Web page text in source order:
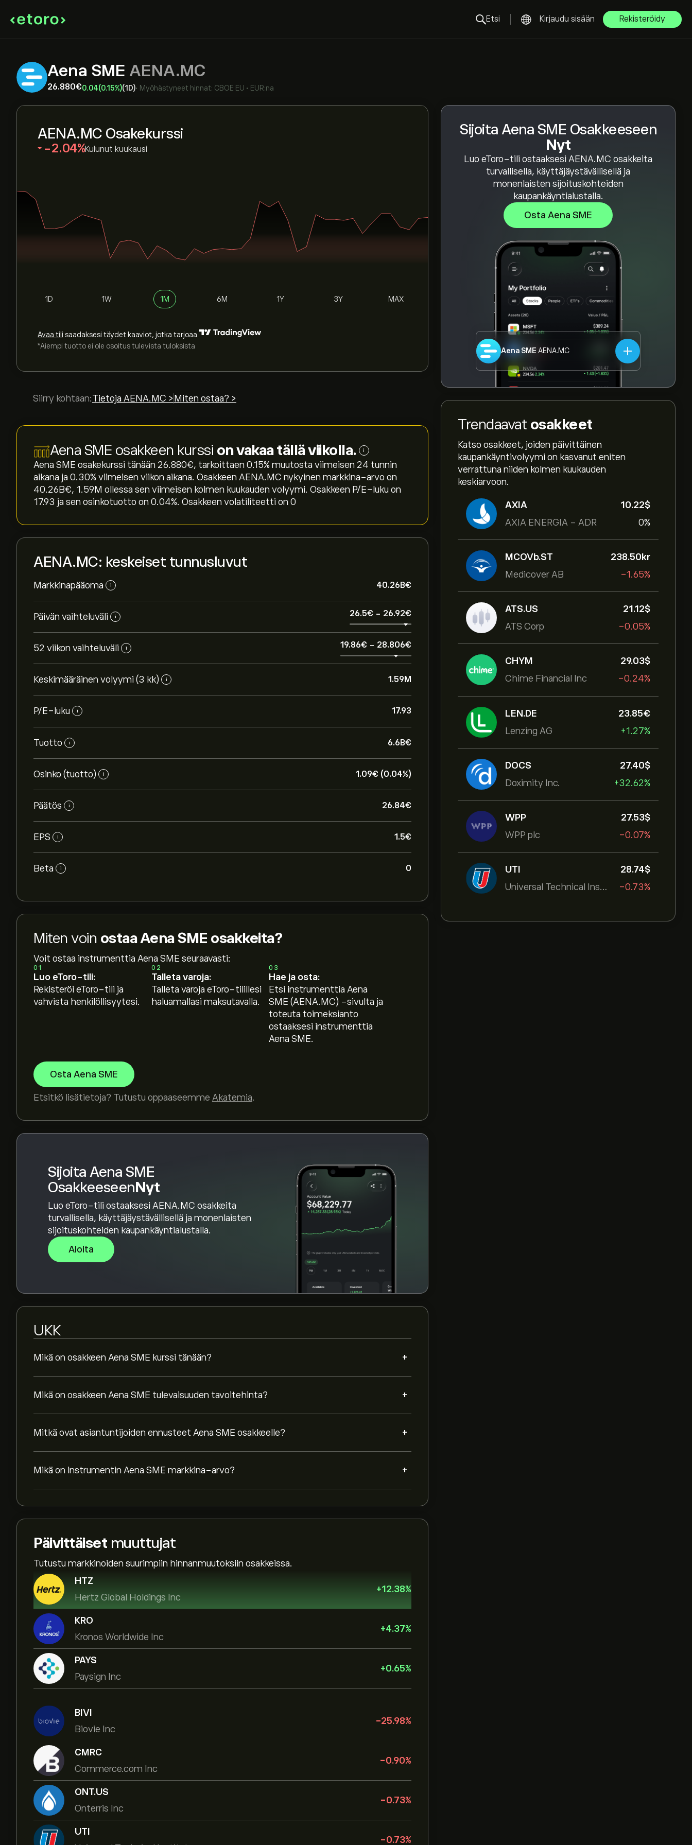
Etsi Kirjaudu sisään Rekisteröidy
Aena SME AENA.MC
26.880‎€‎0.04(0.15%)(1D)• Myöhästyneet hinnat: CBOE EU • EUR:na
Sijoita Aena SME Osakkeeseen
Nyt
Luo eToro-tili ostaaksesi AENA.MC osakkeita
turvallisella, käyttäjäystävällisellä ja
monenlaisten sijoituskohteiden
kaupankäyntialustalla.
Osta Aena SME
Aena SME AENA.MC
Trendaavat osakkeet
Katso osakkeet, joiden päivittäinen
kaupankäyntivolyymi on kasvanut eniten
verrattuna niiden kolmen kuukauden
keskiarvoon.
AXIA
AXIA ENERGIA - ADR
10.22‎$‎
0%
MCOVb.ST
Medicover AB
238.50‎kr‎
-1.65%
ATS.US
ATS Corp
21.12‎$‎
-0.05%
CHYM
Chime Financial Inc
29.03‎$‎
-0.24%
LEN.DE
Lenzing AG
23.85‎€‎
+1.27%
DOCS
Doximity Inc.
27.40‎$‎
+32.62%
WPP
WPP plc
27.53‎$‎
-0.07%
UTI
Universal Technical Institut
28.74‎$‎
-0.73%
AENA.MC Osakekurssi
‎-2.04‎ Kulunut kuukausi
1D 1W 1M 6M 1Y 3Y MAX
Avaa tili saadaksesi täydet kaaviot, jotka tarjoaa
*Aiempi tuotto ei ole osoitus tulevista tuloksista
Siirry kohtaan:Tietoja AENA.MC > Miten ostaa? >
Aena SME osakkeen kurssi on vakaa tällä viikolla. i
Aena SME osakekurssi tänään 26.880‎€‎, tarkoittaen ‎0.15‎% muutosta viimeisen 24 tunnin
aikana ja ‎0.30‎% viimeisen viikon aikana. Osakkeen AENA.MC nykyinen markkina-arvo on
40.26B‎€‎, 1.59M ollessa sen viimeisen kolmen kuukauden volyymi. Osakkeen P/E-luku on
17.93 ja sen osinkotuotto on 0.04%. Osakkeen volatiliteetti on 0
AENA.MC: keskeiset tunnusluvut
Markkinapääoma i 40.26B‎€‎
Päivän vaihteluväli i 26.5‎€‎ - 26.92‎€‎
52 viikon vaihteluväli i 19.86‎€‎ - 28.806‎€‎
Keskimääräinen volyymi (3 kk) i 1.59M
P/E-luku i 17.93
Tuotto i 6.6B‎€‎
Osinko (tuotto) i 1.09‎€‎ (0.04%)
Päätös i 26.84‎€‎
EPS i 1.5‎€‎
Beta i 0
Miten voin ostaa Aena SME osakkeita?
Voit ostaa instrumenttia Aena SME seuraavasti:
01
Luo eToro-tili:
Rekisteröi eToro-tili ja
vahvista henkilöllisyytesi.
02
Talleta varoja:
Talleta varoja eToro-tilillesi
haluamallasi maksutavalla.
03
Hae ja osta:
Etsi instrumenttia Aena
SME (AENA.MC) -sivulta ja
toteuta toimeksianto
ostaaksesi instrumenttia
Aena SME.
Osta Aena SME
Etsitkö lisätietoja? Tutustu oppaaseemme Akatemia.
Sijoita Aena SME
OsakkeeseenNyt
Luo eToro-tili ostaaksesi AENA.MC osakkeita
turvallisella, käyttäjäystävällisellä ja monenlaisten
sijoituskohteiden kaupankäyntialustalla.
Aloita
UKK
Mikä on osakkeen Aena SME kurssi tänään? +
Osakkeen AENA.MC hinta tänään on 26.880‎€‎.
Mikä on osakkeen Aena SME tulevaisuuden tavoitehinta? +
Keskihinta osakkeelle Aena SME on 26.880‎€‎.Luo tilieToroon saadaksesi asiantuntijoiden
ennusteet ja hintatavoitteet.
Mitkä ovat asiantuntijoiden ennusteet Aena SME osakkeelle? +
Asiantuntijoiden ennusteet Aena SME osakkeelle perustuen markkinatrendeihin,
talousraportteihin ja odotettuun kasvuun. Katso viimeisimmät ennusteet tulevaisuuden
Mikä on instrumentin Aena SME markkina-arvo? +
Instrumentin Aena SME markkina-arvo on 40.26B‎€‎
Päivittäiset muuttujat
Tutustu markkinoiden suurimpiin hinnanmuutoksiin osakkeissa.
HTZ
Hertz Global Holdings Inc
+12.38%
KRO
Kronos Worldwide Inc
+4.37%
PAYS
Paysign Inc
+0.65%
BIVI
Biovie Inc
-25.98%
CMRC
Commerce.com Inc
-0.90%
ONT.US
Onterris Inc
-0.73%
UTI
-0.73%